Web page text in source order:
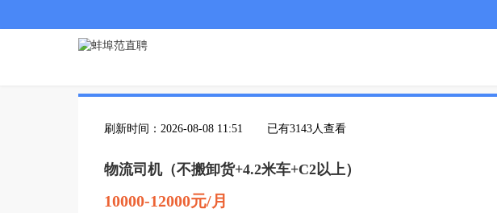
刷新时间：2026-08-08 11:51 已有3143人查看
物流司机（不搬卸货+4.2米车+C2以上）
10000-12000元/月